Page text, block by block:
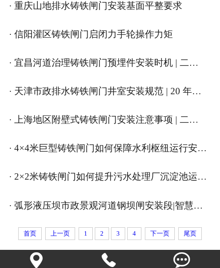
· 重庆山地排水铸铁闸门安装基面平整要求
· 信阳灌区铸铁闸门启闭力手轮操作力矩
· 宜昌河道治理铸铁闸门预埋件安装时机 | 二十年老手揭秘关键节点
· 天津市政排水铸铁闸门井室安装规范 | 20 年一线实战避坑指南
· 上海地区附壁式铸铁闸门安装注意事项 | 二十年实战避坑指南
· 4×4米巨型铸铁闸门如何保障水利枢纽运行安全？| 严控每一毫米的守护之力
· 2×2米铸铁闸门如何提升污水处理厂沉淀池运行效率？|**稳控，智启清流新引擎
· 弧形液压坝市政景观河道钢坝闸安装段|智慧之盾，守护城市水脉
首页 上一页 1 2 3 4 下一页 尾页
  